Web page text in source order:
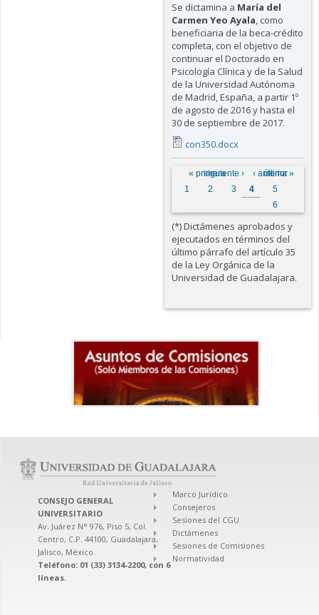
Se dictamina a María del
Carmen Yeo Ayala, como
beneficiaria de la beca-crédito
completa, con el objetivo de
continuar el Doctorado en
Psicología Clínica y de la Salud
de la Universidad Autónoma
de Madrid, España, a partir 1º
de agosto de 2016 y hasta el
30 de septiembre de 2017.
con350.docx
Páginas
« primera
‹ anterior
1
2 3 4
5
6
siguiente › última »
(*) Dictámenes aprobados y
ejecutados en términos del
último párrafo del artículo 35
de la Ley Orgánica de la
Universidad de Guadalajara.
CONSEJO GENERAL
UNIVERSITARIO
Av. Juárez N° 976, Piso 5, Col.
Centro, C.P. 44100, Guadalajara,
Jalisco, México.
Teléfono: 01 (33) 3134-2200, con 6
líneas.
Marco Jurídico
Consejeros
Sesiones del CGU
Dictámenes
Sesiones de Comisiones
Normatividad